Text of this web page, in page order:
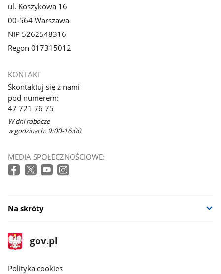
ul. Koszykowa 16
00-564 Warszawa
NIP 5262548316
Regon 017315012
KONTAKT
Skontaktuj się z nami
pod numerem:
47 721 76 75
W dni robocze
w godzinach: 9:00-16:00
MEDIA SPOŁECZNOŚCIOWE:
Na skróty
stopka
gov.pl
Strona
gov.pl
gov.pl
Polityka cookies